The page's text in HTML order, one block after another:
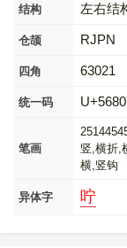
结构 左右结
仓颉 RJPN
四角 63021
统一码 U+5680
笔画
竖,横折,
横,竖钩
异体字 咛